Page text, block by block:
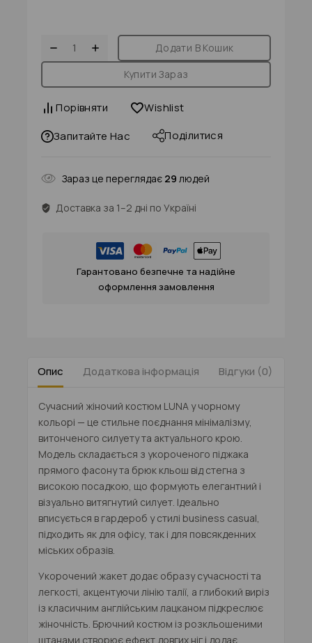
Додати В Кошик
Купити Зараз
Порівняти
Wishlist
Запитайте Нас
Поділитися
Зараз це переглядає 29 людей
Доставка за 1–2 дні по Україні
Гарантовано безпечне та надійне
оформлення замовлення
Опис Додаткова інформація Відгуки (0)
Сучасний жіночий костюм LUNA у чорному
кольорі — це стильне поєднання мінімалізму,
витонченого силуету та актуального крою.
Модель складається з укороченого піджака
прямого фасону та брюк кльош від стегна з
високою посадкою, що формують елегантний і
візуально витягнутий силует. Ідеально
вписується в гардероб у стилі business casual,
підходить як для офісу, так і для повсякденних
міських образів.
Укорочений жакет додає образу сучасності та
легкості, акцентуючи лінію талії, а глибокий виріз
із класичним англійським лацканом підкреслює
жіночність. Брючний костюм із розкльошеними
штанами створює ефект довгих ніг і додає